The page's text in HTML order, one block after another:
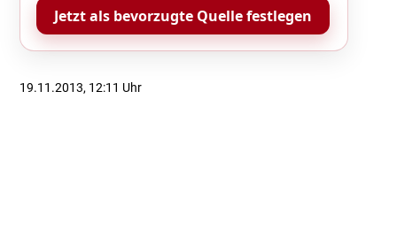
Jetzt als bevorzugte Quelle festlegen
19.11.2013, 12:11 Uhr